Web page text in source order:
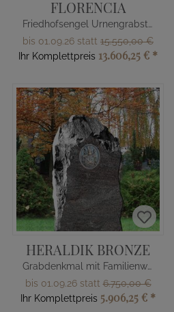
FLORENCIA
Friedhofsengel Urnengrabstein Naturstein
bis 01.09.26 statt 15.550,00 €
Ihr Komplettpreis 13.606,25 € *
HERALDIK BRONZE
Grabdenkmal mit Familienwappen Bronze
bis 01.09.26 statt6.750,00 €
Ihr Komplettpreis 5.906,25 € *